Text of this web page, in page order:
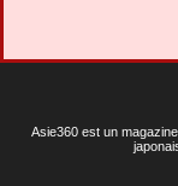
Asie360 est un